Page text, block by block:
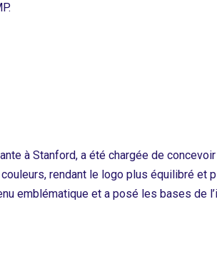
à Stanford, a été chargée de
rendant le logo plus équilibré et
emblématique et a posé les bases de